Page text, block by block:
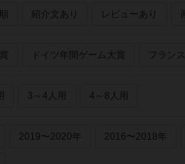
紹介文あり レビューあり
ドイツ年間ゲーム大賞 フラン
3～4人用 4～8人用
2019〜2020年 2016〜2018年